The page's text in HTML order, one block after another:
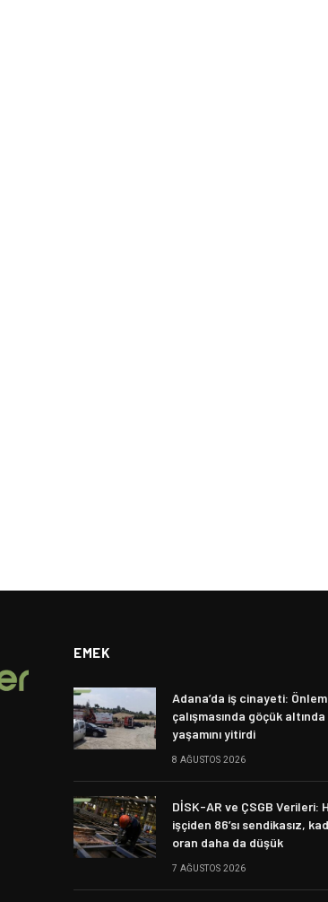
EMEK
Adana’da iş cinayeti:
çalışmasında göçük
yaşamını yitirdi
8 AĞUSTOS 2026
DİSK-AR ve ÇSGB Verileri:
işçiden 86’sı sendikasız,
oran daha da düşük
7 AĞUSTOS 2026